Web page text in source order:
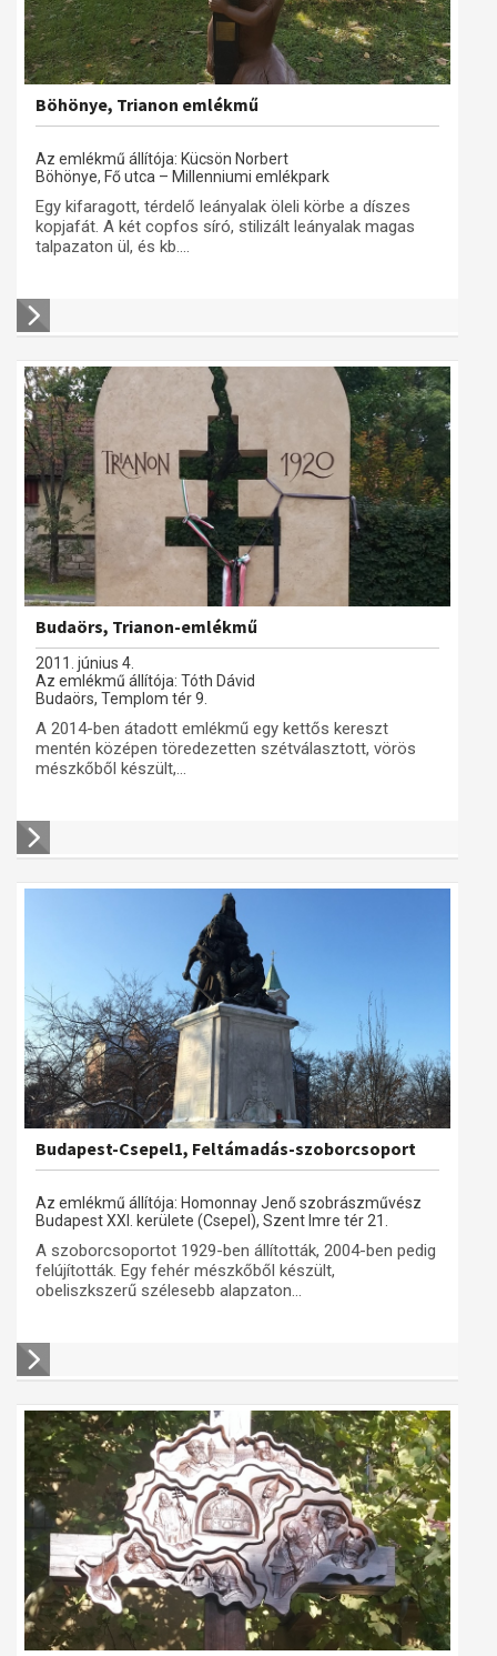
Böhönye, Trianon emlékmű
Az emlékmű állítója: Kücsön Norbert
Böhönye, Fő utca – Millenniumi emlékpark
Egy kifaragott, térdelő leányalak öleli körbe a díszes
kopjafát. A két copfos síró, stilizált leányalak magas
talpazaton ül, és kb....
Budaörs, Trianon-emlékmű
2011. június 4.
Az emlékmű állítója: Tóth Dávid
Budaörs, Templom tér 9.
A 2014-ben átadott emlékmű egy kettős kereszt
mentén középen töredezetten szétválasztott, vörös
mészkőből készült,...
Budapest-Csepel1, Feltámadás-szoborcsoport
Az emlékmű állítója: Homonnay Jenő szobrászművész
Budapest XXI. kerülete (Csepel), Szent Imre tér 21.
A szoborcsoportot 1929-ben állították, 2004-ben pedig
felújították. Egy fehér mészkőből készült,
obeliszkszerű szélesebb alapzaton...